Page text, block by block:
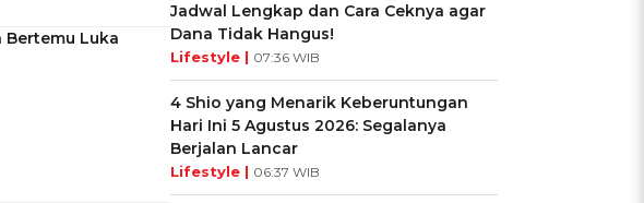
Bertemu Luka
Jadwal Lengkap dan Cara Ceknya agar
Dana Tidak Hangus!
Lifestyle | 07:36 WIB
4 Shio yang Menarik Keberuntungan
Hari Ini 5 Agustus 2026: Segalanya
Berjalan Lancar
Lifestyle | 06:37 WIB